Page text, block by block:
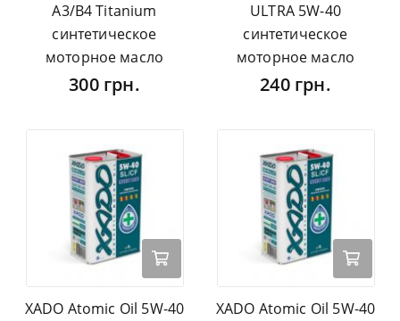
A3/B4 Titanium
синтетическое
моторное масло
300 грн.
ULTRA 5W-40
синтетическое
моторное масло
240 грн.
XADO Atomic Oil 5W-40
XADO Atomic Oil 5W-40